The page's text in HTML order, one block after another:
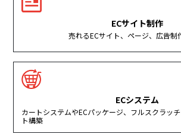
ECサイト制作
売れるECサイト、ページ、広告制
ECシステム
カートシステムやECパッケージ、フルスクラッ
ト構築